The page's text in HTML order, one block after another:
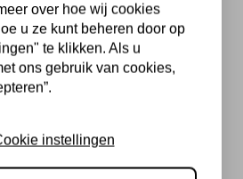
over hoe wij cookies
u ze kunt beheren door op
te klikken. Als u
ons gebruik van cookies,
instellingen